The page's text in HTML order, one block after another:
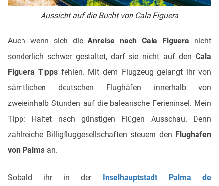
Aussicht auf die Bucht von Cala Figuera
Auch wenn sich dieAnreise nach Cala Figuera nicht
sonderlich schwer gestaltet, darf sie nicht auf den Cala
Figuera Tipps fehlen. Mit dem Flugzeug gelangt ihr von
sämtlichen deutschen Flughäfen innerhalb von
zweieinhalb Stunden auf die balearische Ferieninsel. Mein
Tipp: Haltet nach günstigen Flügen Ausschau. Denn
zahlreiche Billigfluggesellschaften steuern den Flughafen
von Palma an.
Sobald ihr in der
Inselhauptstadt Palma de